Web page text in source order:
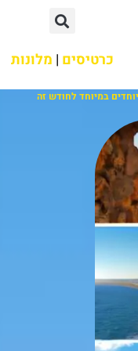
כרטיסים | מלונות
במיוחד לחודש זה